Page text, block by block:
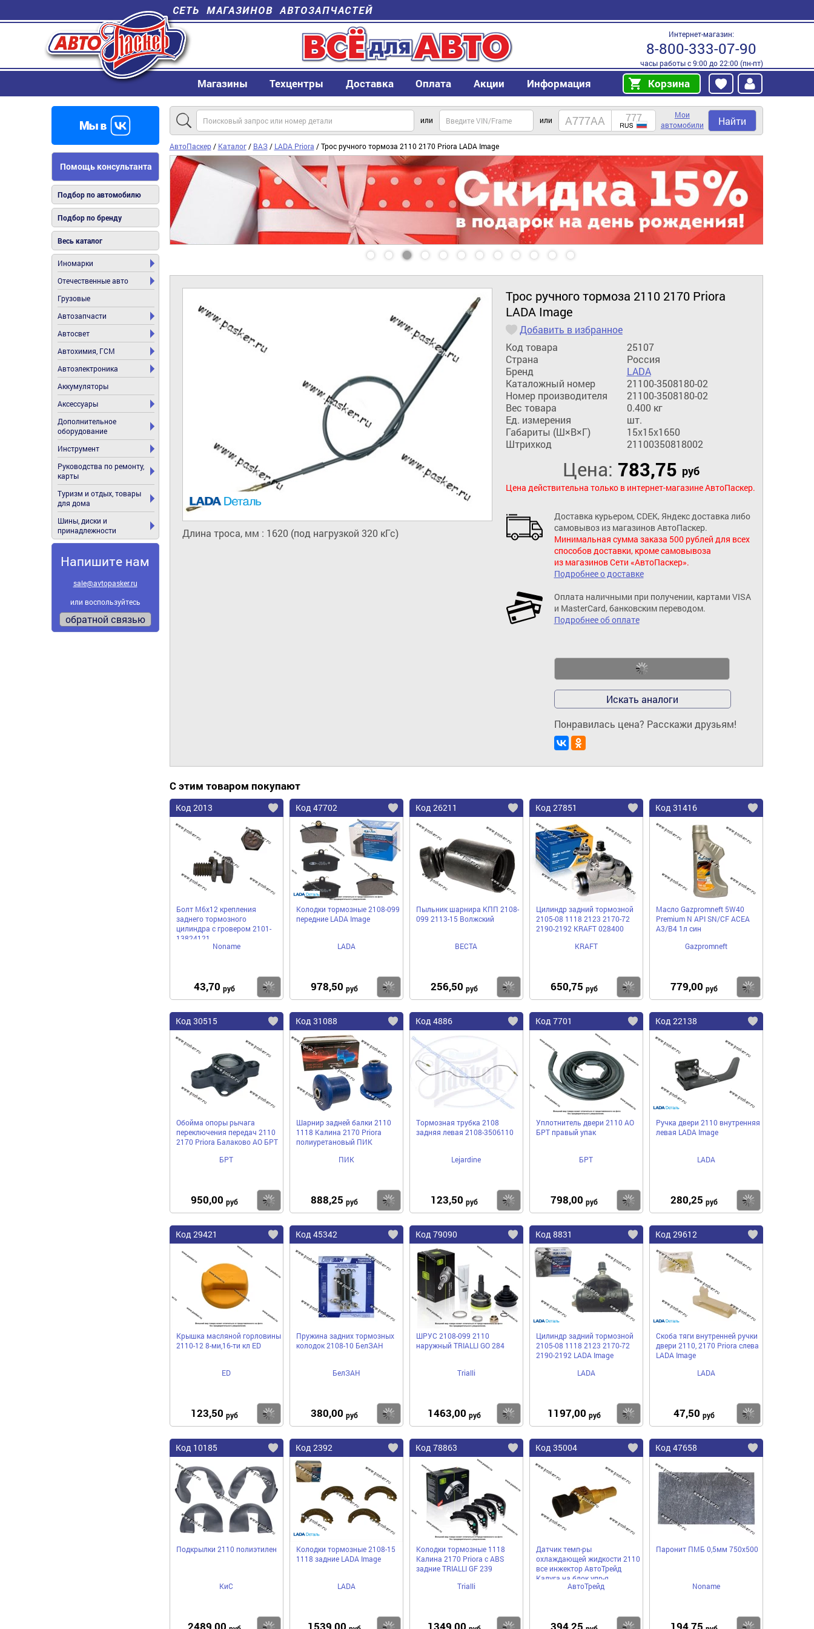
СЕТЬ МАГАЗИНОВ АВТОЗАПЧАСТЕЙ
Интернет-магазин:
8-800-333-07-90
часы работы с 9:00 до 22:00 (пн-пт)
Магазины Техцентры Доставка Оплата Акции Информация Корзина
Помощь консультанта
Подбор по автомобилю
Подбор по бренду
Весь каталог
Иномарки
Отечественные авто
Грузовые
Автозапчасти
Автосвет
Автохимия, ГСМ
Автоэлектроника
Аккумуляторы
Аксессуары
Дополнительное
оборудование
Инструмент
Руководства по ремонту,
карты
Туризм и отдых, товары
для дома
Шины, диски и
принадлежности
Напишите нам
sale@avtopasker.ru
или воспользуйтесь
обратной связью
или или
Мои
автомобили
Найти
АвтоПаскер/ Каталог/ ВАЗ/ LADA Priora / Трос ручного тормоза 2110 2170 Priora LADA Image
Трос ручного тормоза 2110 2170 Priora
LADA Image
Добавить в избранное
Код товара
25107
Страна
Россия
Бренд
LADA
Каталожный номер
21100-3508180-02
Номер производителя
21100-3508180-02
Вес товара
0.400 кг
Ед. измерения
шт.
Габариты (Ш×В×Г)
15x15x1650
Штрихкод
21100350818002
Цена: 783,75 руб
Цена действительна только в интернет-магазине АвтоПаскер.
Доставка курьером, CDEK, Яндекс доставка либо
самовывоз из магазинов АвтоПаскер.
Минимальная сумма заказа 500 рублей для всех
способов доставки, кроме самовывоза
из магазинов Сети «АвтоПаскер».
Подробнее о доставке
Оплата наличными при получении, картами VISA
и MasterCard, банковским переводом.
Подробнее об оплате
Искать аналоги
Понравилась цена? Расскажи друзьям!
Длина троса, мм : 1620 (под нагрузкой 320 кГс)
С этим товаром покупают
Код 2013
Болт М6х12 крепления
заднего тормозного
цилиндра с гровером 2101-
13824121
Noname
43,70 руб Купить
Код 47702
Колодки тормозные 2108-099
передние LADA Image
LADA
978,50 руб Купить
Код 26211
Пыльник шарнира КПП 2108-
099 2113-15 Волжский
ВЕСТА
256,50 руб Купить
Код 27851
Цилиндр задний тормозной
2105-08 1118 2123 2170-72
2190-2192 KRAFT 028400
KRAFT
650,75 руб Купить
Код 31416
Масло Gazpromneft 5W40
Premium N API SN/CF ACEA
A3/B4 1л син
Gazpromneft
779,00 руб
Код 30515
Обойма опоры рычага
переключения передач 2110
2170 Priora Балаково АО БРТ
БРТ
950,00 руб Купить
Код 31088
Шарнир задней балки 2110
1118 Калина 2170 Priora
полиуретановый ПИК
ПИК
888,25 руб Купить
Код 4886
Тормозная трубка 2108
задняя левая 2108-3506110
Lejardine
123,50 руб Купить
Код 7701
Уплотнитель двери 2110 АО
БРТ правый упак
БРТ
798,00 руб Купить
Код 22138
Ручка двери 2110 внутренняя
левая LADA Image
LADA
280,25 руб
Код 29421
Крышка масляной горловины
2110-12 8-ми,16-ти кл ED
ED
123,50 руб Купить
Код 45342
Пружина задних тормозных
колодок 2108-10 БелЗАН
БелЗАН
380,00 руб Купить
Код 79090
ШРУС 2108-099 2110
наружный TRIALLI GO 284
Trialli
1463,00 руб Купить
Код 8831
Цилиндр задний тормозной
2105-08 1118 2123 2170-72
2190-2192 LADA Image
LADA
1197,00 руб Купить
Код 29612
Скоба тяги внутренней ручки
двери 2110, 2170 Priora слева
LADA Image
LADA
47,50 руб
Код 10185
Подкрылки 2110 полиэтилен
КиС
Код 2392
Колодки тормозные 2108-15
1118 задние LADA Image
LADA
Код 78863
Колодки тормозные 1118
Калина 2170 Priora с ABS
задние TRIALLI GF 239
Trialli
Код 35004
Датчик темп-ры
охлаждающей жидкости 2110
все инжектор АвтоТрейд
Калуга на блок упр-я
АвтоТрейд
Код 47658
Паронит ПМБ 0,5мм 750х500
Noname